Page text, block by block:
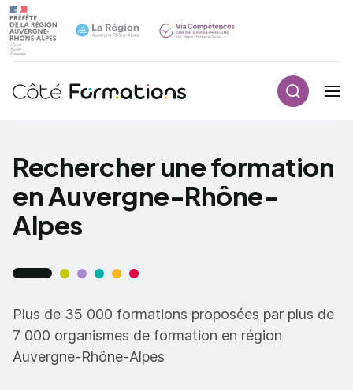
Navigation principale
Rechercher une formation
en Auvergne-Rhône-
Alpes
Plus de 35 000 formations proposées par plus de
7 000 organismes de formation en région
Auvergne-Rhône-Alpes